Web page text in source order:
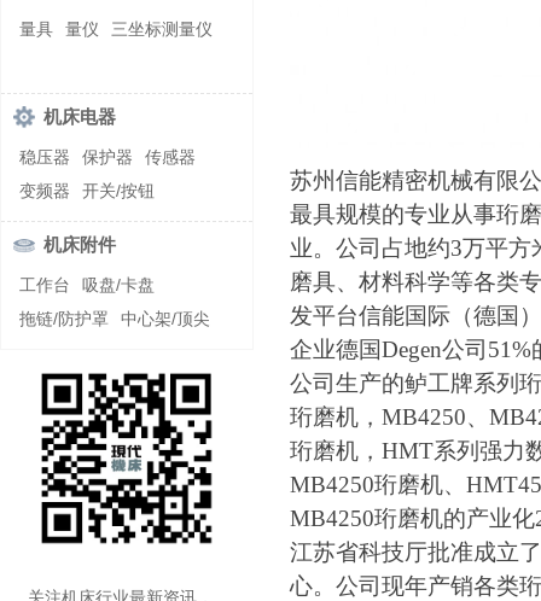
量具 量仪 三坐标测量仪
机床电器
稳压器 保护器
传感器
变频器
开关/按钮
机床附件
工作台
吸盘/卡盘
拖链/防护罩
中心架/顶尖
苏州信能精密机械有限
最具规模的专业从事珩
业。公司占地约3万平
磨具、材料科学等各类
发平台信能国际（德国
企业德国Degen公司
公司生产的鲈工牌系列
珩磨机，MB4250、
珩磨机，HMT系列强力
MB4250珩磨机、
MB4250珩磨机的产业
江苏省科技厅批准成立
心。公司现年产销各类